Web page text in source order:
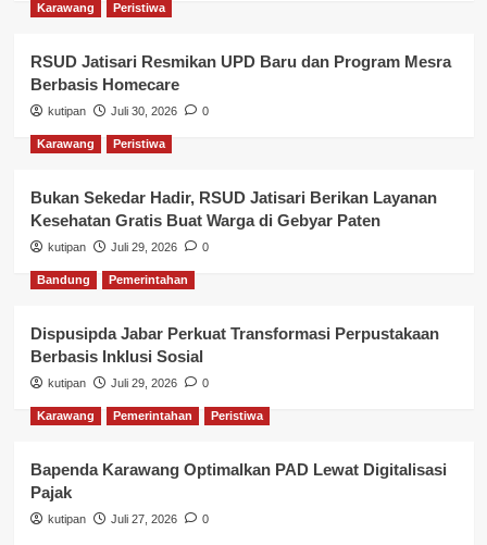
Karawang Peristiwa
RSUD Jatisari Resmikan UPD Baru dan Program Mesra
Berbasis Homecare
kutipan Juli 30, 2026 0
Karawang Peristiwa
Bukan Sekedar Hadir, RSUD Jatisari Berikan Layanan
Kesehatan Gratis Buat Warga di Gebyar Paten
kutipan Juli 29, 2026 0
Bandung Pemerintahan
Dispusipda Jabar Perkuat Transformasi Perpustakaan
Berbasis Inklusi Sosial
kutipan Juli 29, 2026 0
Karawang Pemerintahan Peristiwa
Bapenda Karawang Optimalkan PAD Lewat Digitalisasi
Pajak
kutipan Juli 27, 2026 0